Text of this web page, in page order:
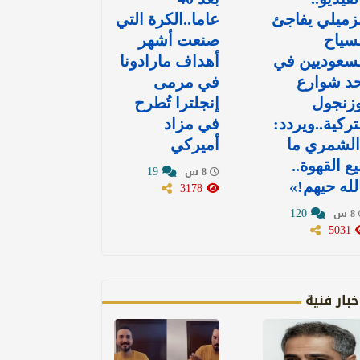
يفاجئ
في
شوارع
ما
القهوة..
حيهم!»
عاما..الكرة التي
صنعت أشهر
أهداف مارادونا
في مرمى
إنجلترا تُطرح
في مزاد
أميركي
فنية